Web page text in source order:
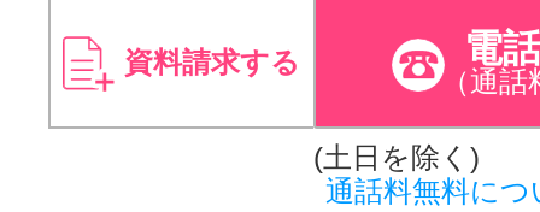
資料請求する 電
（通話
(土日を除く)
通話料無料につ